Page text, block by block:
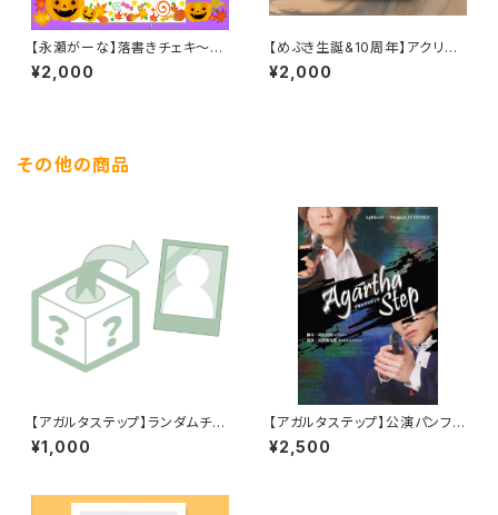
【永瀬がーな】落書きチェキ～ハ
ロウィン2025～
¥2,000
【めぶき生誕&10周年】アクリル
スタンド
¥2,000
その他の商品
【アガルタステップ】ランダムチェ
キ
¥1,000
【アガルタステップ】公演パンフレ
ット
¥2,500